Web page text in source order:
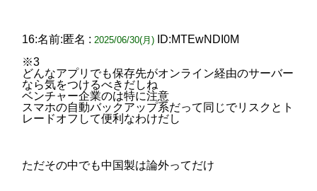
16:名前:匿名 : 2025/06/30(月)
ID:MTEwNDI0M
※3
どんなアプリでも保存先がオンライン経由のサーバー
なら気をつけるべきだしね
ベンチャー企業のは特に注意
スマホの自動バックアップ系だって同じでリスクとト
レードオフして便利なわけだし
ただその中でも中国製は論外ってだけ